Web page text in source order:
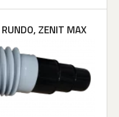
ZENIT MAX